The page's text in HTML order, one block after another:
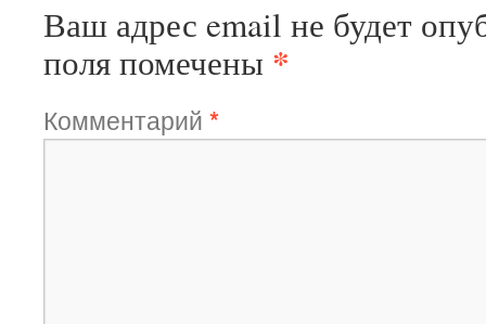
Ваш адрес email не будет
поля помечены *
Комментарий *